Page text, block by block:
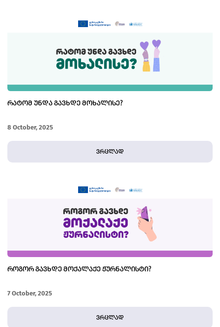
ᲠᲐᲢᲝᲛ ᲣᲜᲓᲐ ᲒᲐᲕᲮᲓᲔ ᲛᲝᲮᲐᲚᲘᲡᲔ?
8 October, 2025
ვრცლად
ᲠᲝᲒᲝᲠ ᲒᲐᲕᲮᲓᲔ ᲛᲝᲥᲐᲚᲐᲥᲔ ᲟᲣᲠᲜᲐᲚᲘᲡᲢᲘ?
7 October, 2025
ვრცლად